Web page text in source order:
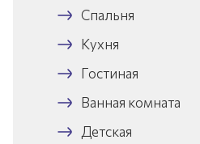
Спальня
Кухня
Гостиная
Ванная комната
Детская